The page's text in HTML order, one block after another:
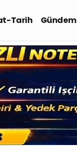
Tarih Gündem